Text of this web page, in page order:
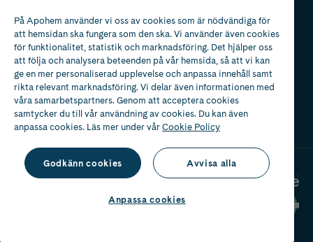
Apotek med tillstånd
av Läkemedelsverket
2024
På Apohem använder vi oss av cookies som är nödvändiga för
att hemsidan ska fungera som den ska. Vi använder även cookies
för funktionalitet, statistik och marknadsföring. Det hjälper oss
att följa och analysera beteenden på vår hemsida, så att vi kan
ge en mer personaliserad upplevelse och anpassa innehåll samt
rikta relevant marknadsföring. Vi delar även informationen med
våra samarbetspartners. Genom att acceptera cookies
samtycker du till vår användning av cookies. Du kan även
anpassa cookies. Läs mer under vårCookie Policy
Godkänn cookies Avvisa alla
Anpassa cookies